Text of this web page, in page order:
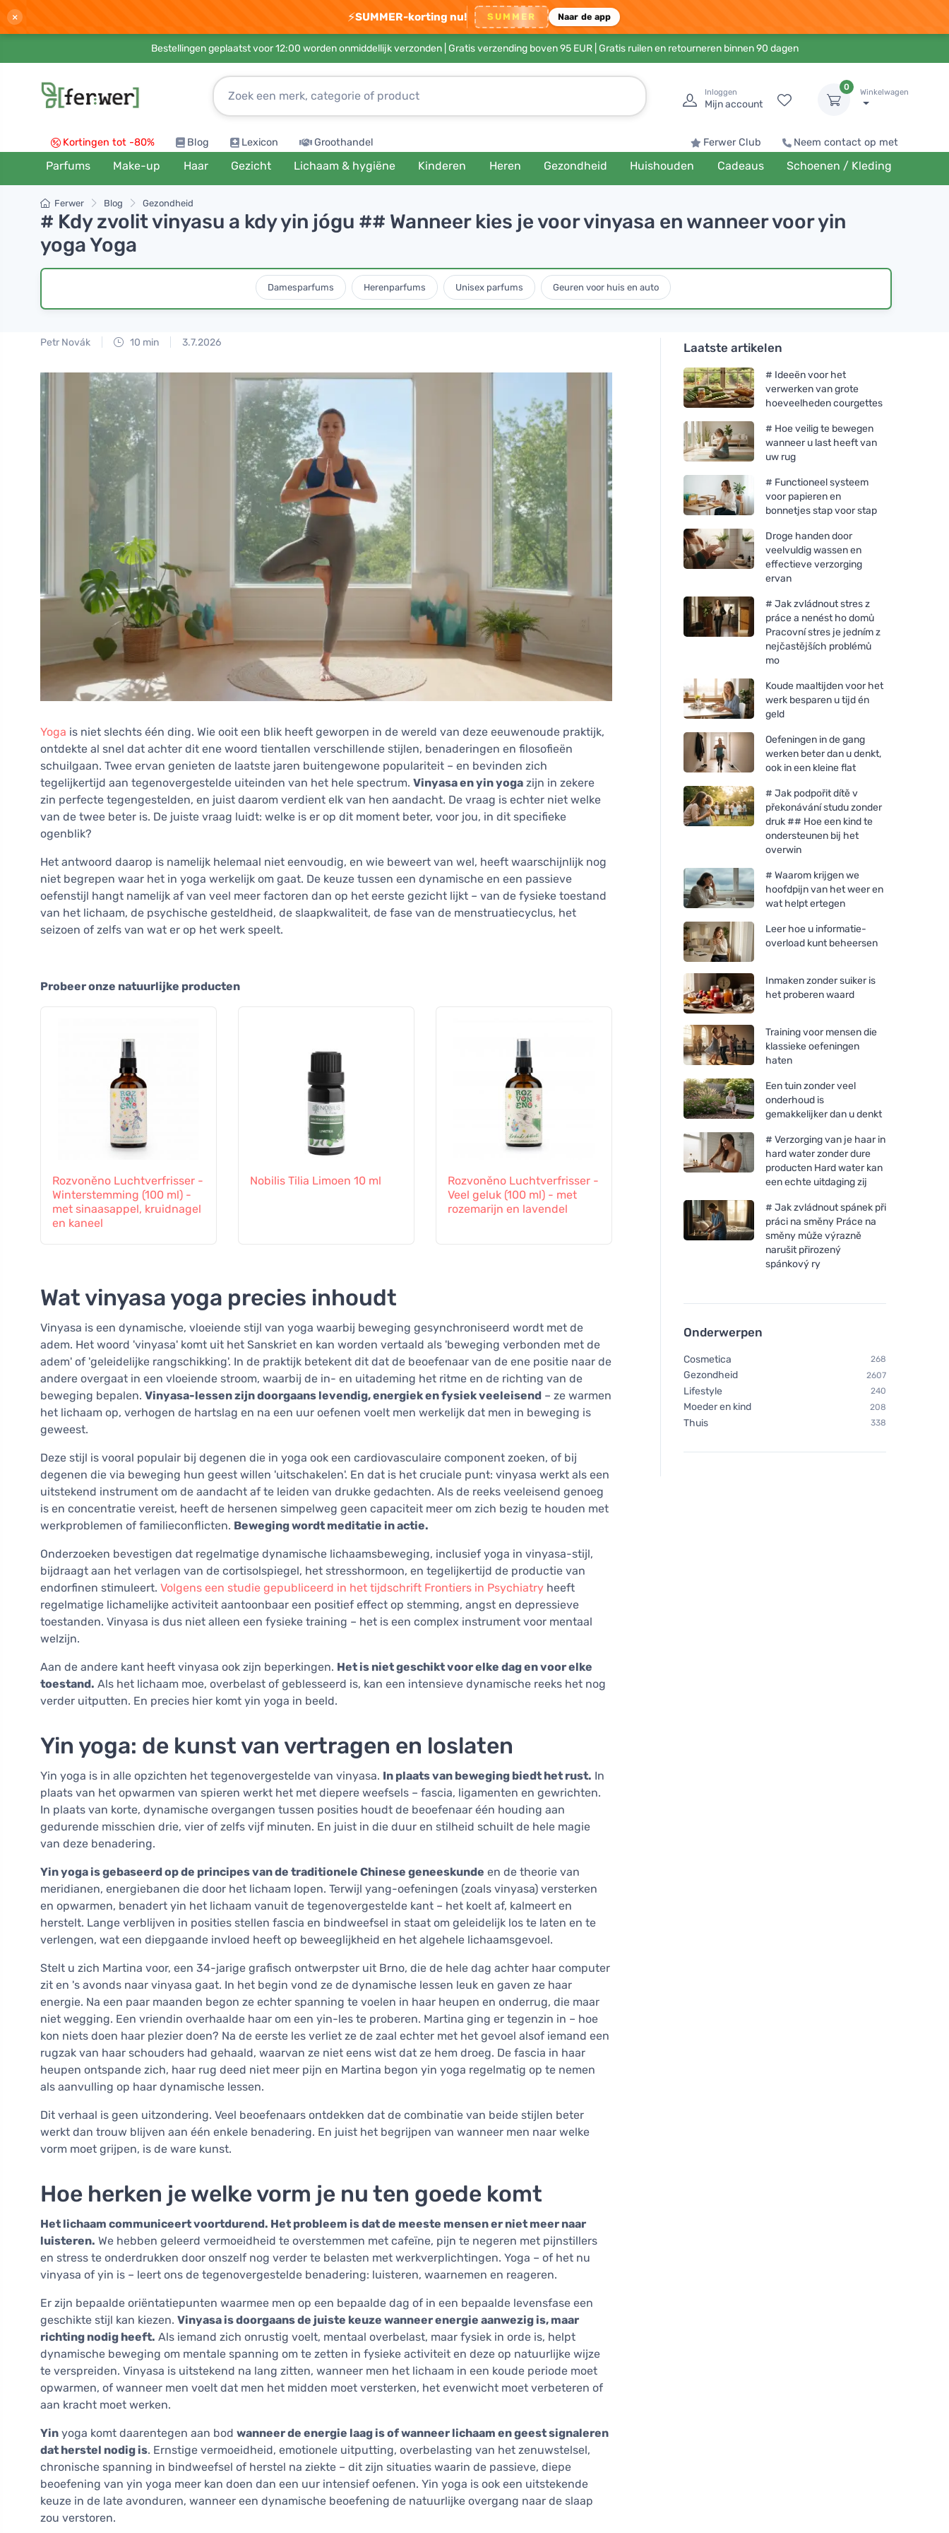
× ⚡SUMMER-korting nu! SUMMER Naar de app
Bestellingen geplaatst voor 12:00 worden onmiddellijk verzonden | Gratis verzending boven 95 EUR| Gratis ruilen en retourneren binnen 90 dagen
Inloggen
Mijn account
0
Winkelwagen
Kortingen tot -80% Blog Lexicon Groothandel Ferwer Club Neem contact op met
Parfums Make-up Haar Gezicht Lichaam & hygiëne Kinderen Heren Gezondheid Huishouden Cadeaus Schoenen / Kleding
Ferwer Blog Gezondheid
# Kdy zvolit vinyasu a kdy yin jógu ## Wanneer kies je voor vinyasa en wanneer voor yin
yoga Yoga
Damesparfums Herenparfums Unisex parfums Geuren voor huis en auto
Petr Novák 10 min 3.7.2026
Yoga is niet slechts één ding. Wie ooit een blik heeft geworpen in de wereld van deze eeuwenoude praktijk,
ontdekte al snel dat achter dit ene woord tientallen verschillende stijlen, benaderingen en filosofieën
schuilgaan. Twee ervan genieten de laatste jaren buitengewone populariteit – en bevinden zich
tegelijkertijd aan tegenovergestelde uiteinden van het hele spectrum. Vinyasa en yin yoga zijn in zekere
zin perfecte tegengestelden, en juist daarom verdient elk van hen aandacht. De vraag is echter niet welke
van de twee beter is. De juiste vraag luidt: welke is er op dit moment beter, voor jou, in dit specifieke
ogenblik?
Het antwoord daarop is namelijk helemaal niet eenvoudig, en wie beweert van wel, heeft waarschijnlijk nog
niet begrepen waar het in yoga werkelijk om gaat. De keuze tussen een dynamische en een passieve
oefenstijl hangt namelijk af van veel meer factoren dan op het eerste gezicht lijkt – van de fysieke toestand
van het lichaam, de psychische gesteldheid, de slaapkwaliteit, de fase van de menstruatiecyclus, het
seizoen of zelfs van wat er op het werk speelt.
Probeer onze natuurlijke producten
Rozvoněno Luchtverfrisser -
Winterstemming (100 ml) -
met sinaasappel, kruidnagel
en kaneel
Nobilis Tilia Limoen 10 ml
Rozvoněno Luchtverfrisser -
Veel geluk (100 ml) - met
rozemarijn en lavendel
Mulieres Kaars in glas -
tot 35 branduren
Wat vinyasa yoga precies inhoudt
Vinyasa is een dynamische, vloeiende stijl van yoga waarbij beweging gesynchroniseerd wordt met de
adem. Het woord 'vinyasa' komt uit het Sanskriet en kan worden vertaald als 'beweging verbonden met de
adem' of 'geleidelijke rangschikking'. In de praktijk betekent dit dat de beoefenaar van de ene positie naar de
andere overgaat in een vloeiende stroom, waarbij de in- en uitademing het ritme en de richting van de
beweging bepalen. Vinyasa-lessen zijn doorgaans levendig, energiek en fysiek veeleisend – ze warmen
het lichaam op, verhogen de hartslag en na een uur oefenen voelt men werkelijk dat men in beweging is
geweest.
Deze stijl is vooral populair bij degenen die in yoga ook een cardiovasculaire component zoeken, of bij
degenen die via beweging hun geest willen 'uitschakelen'. En dat is het cruciale punt: vinyasa werkt als een
uitstekend instrument om de aandacht af te leiden van drukke gedachten. Als de reeks veeleisend genoeg
is en concentratie vereist, heeft de hersenen simpelweg geen capaciteit meer om zich bezig te houden met
werkproblemen of familieconflicten. Beweging wordt meditatie in actie.
Onderzoeken bevestigen dat regelmatige dynamische lichaamsbeweging, inclusief yoga in vinyasa-stijl,
bijdraagt aan het verlagen van de cortisolspiegel, het stresshormoon, en tegelijkertijd de productie van
endorfinen stimuleert. Volgens een studie gepubliceerd in het tijdschrift Frontiers in Psychiatry heeft
regelmatige lichamelijke activiteit aantoonbaar een positief effect op stemming, angst en depressieve
toestanden. Vinyasa is dus niet alleen een fysieke training – het is een complex instrument voor mentaal
welzijn.
Aan de andere kant heeft vinyasa ook zijn beperkingen. Het is niet geschikt voor elke dag en voor elke
toestand. Als het lichaam moe, overbelast of geblesseerd is, kan een intensieve dynamische reeks het nog
verder uitputten. En precies hier komt yin yoga in beeld.
Yin yoga: de kunst van vertragen en loslaten
Yin yoga is in alle opzichten het tegenovergestelde van vinyasa. In plaats van beweging biedt het rust. In
plaats van het opwarmen van spieren werkt het met diepere weefsels – fascia, ligamenten en gewrichten.
In plaats van korte, dynamische overgangen tussen posities houdt de beoefenaar één houding aan
gedurende misschien drie, vier of zelfs vijf minuten. En juist in die duur en stilheid schuilt de hele magie
van deze benadering.
Yin yoga is gebaseerd op de principes van de traditionele Chinese geneeskunde en de theorie van
meridianen, energiebanen die door het lichaam lopen. Terwijl yang-oefeningen (zoals vinyasa) versterken
en opwarmen, benadert yin het lichaam vanuit de tegenovergestelde kant – het koelt af, kalmeert en
herstelt. Lange verblijven in posities stellen fascia en bindweefsel in staat om geleidelijk los te laten en te
verlengen, wat een diepgaande invloed heeft op beweeglijkheid en het algehele lichaamsgevoel.
Stelt u zich Martina voor, een 34-jarige grafisch ontwerpster uit Brno, die de hele dag achter haar computer
zit en 's avonds naar vinyasa gaat. In het begin vond ze de dynamische lessen leuk en gaven ze haar
energie. Na een paar maanden begon ze echter spanning te voelen in haar heupen en onderrug, die maar
niet wegging. Een vriendin overhaalde haar om een yin-les te proberen. Martina ging er tegenzin in – hoe
kon niets doen haar plezier doen? Na de eerste les verliet ze de zaal echter met het gevoel alsof iemand een
rugzak van haar schouders had gehaald, waarvan ze niet eens wist dat ze hem droeg. De fascia in haar
heupen ontspande zich, haar rug deed niet meer pijn en Martina begon yin yoga regelmatig op te nemen
als aanvulling op haar dynamische lessen.
Dit verhaal is geen uitzondering. Veel beoefenaars ontdekken dat de combinatie van beide stijlen beter
werkt dan trouw blijven aan één enkele benadering. En juist het begrijpen van wanneer men naar welke
vorm moet grijpen, is de ware kunst.
Hoe herken je welke vorm je nu ten goede komt
Het lichaam communiceert voortdurend. Het probleem is dat de meeste mensen er niet meer naar
luisteren. We hebben geleerd vermoeidheid te overstemmen met cafeïne, pijn te negeren met pijnstillers
en stress te onderdrukken door onszelf nog verder te belasten met werkverplichtingen. Yoga – of het nu
vinyasa of yin is – leert ons de tegenovergestelde benadering: luisteren, waarnemen en reageren.
Er zijn bepaalde oriëntatiepunten waarmee men op een bepaalde dag of in een bepaalde levensfase een
geschikte stijl kan kiezen. Vinyasa is doorgaans de juiste keuze wanneer energie aanwezig is, maar
richting nodig heeft. Als iemand zich onrustig voelt, mentaal overbelast, maar fysiek in orde is, helpt
dynamische beweging om mentale spanning om te zetten in fysieke activiteit en deze op natuurlijke wijze
te verspreiden. Vinyasa is uitstekend na lang zitten, wanneer men het lichaam in een koude periode moet
opwarmen, of wanneer men voelt dat men het midden moet versterken, het evenwicht moet verbeteren of
aan kracht moet werken.
Yin yoga komt daarentegen aan bod wanneer de energie laag is of wanneer lichaam en geest signaleren
dat herstel nodig is. Ernstige vermoeidheid, emotionele uitputting, overbelasting van het zenuwstelsel,
chronische spanning in bindweefsel of herstel na ziekte – dit zijn situaties waarin de passieve, diepe
beoefening van yin yoga meer kan doen dan een uur intensief oefenen. Yin yoga is ook een uitstekende
keuze in de late avonduren, wanneer een dynamische beoefening de natuurlijke overgang naar de slaap
zou verstoren.
Laatste artikelen
# Ideeën voor het
verwerken van grote
hoeveelheden courgettes
# Hoe veilig te bewegen
wanneer u last heeft van
uw rug
# Functioneel systeem
voor papieren en
bonnetjes stap voor stap
Droge handen door
veelvuldig wassen en
effectieve verzorging
ervan
# Jak zvládnout stres z
práce a nenést ho domů
Pracovní stres je jedním z
nejčastějších problémů
mo
Koude maaltijden voor het
werk besparen u tijd én
geld
Oefeningen in de gang
werken beter dan u denkt,
ook in een kleine flat
# Jak podpořit dítě v
překonávání studu zonder
druk ## Hoe een kind te
ondersteunen bij het
overwin
# Waarom krijgen we
hoofdpijn van het weer en
wat helpt ertegen
Leer hoe u informatie-
overload kunt beheersen
Inmaken zonder suiker is
het proberen waard
Training voor mensen die
klassieke oefeningen
haten
Een tuin zonder veel
onderhoud is
gemakkelijker dan u denkt
# Verzorging van je haar in
hard water zonder dure
producten Hard water kan
een echte uitdaging zij
# Jak zvládnout spánek při
práci na směny Práce na
směny může výrazně
narušit přirozený
spánkový ry
Onderwerpen
Cosmetica 268
Gezondheid 2607
Lifestyle 240
Moeder en kind 208
Thuis 338